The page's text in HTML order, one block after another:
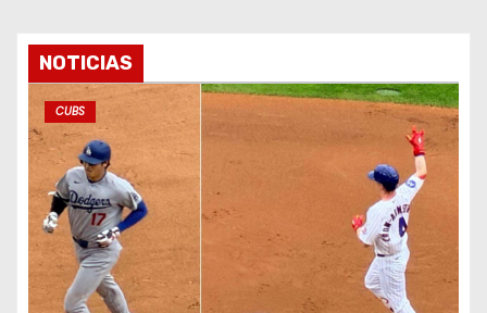
NOTICIAS
CUBS